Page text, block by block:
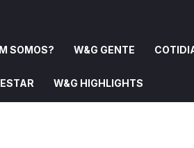
SOMOS? W&G GENTE
W&G HIGHLIGHTS